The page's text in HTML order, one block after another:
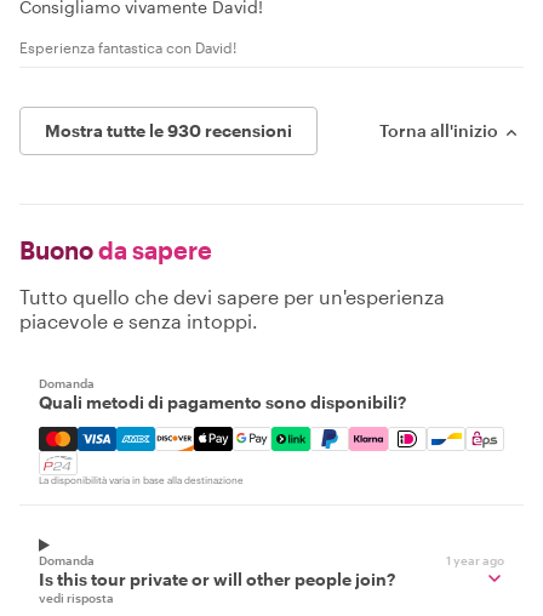
Consigliamo vivamente David!
Esperienza fantastica con David!
Mostra tutte le 930 recensioni Torna all'inizio
Buonoda sapere
Tutto quello che devi sapere per un'esperienza
piacevole e senza intoppi.
Domanda
Quali metodi di pagamento sono disponibili?
Mastercard, Visa, Amex, Discover, Apple Pay, Google
La disponibilità varia in base alla destinazione
Domanda 1 year ago
Is this tour private or will other people join?
vedi risposta